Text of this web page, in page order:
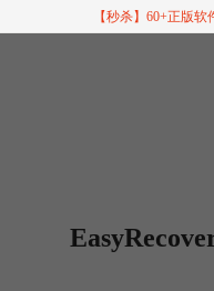
【秒杀】60+正版